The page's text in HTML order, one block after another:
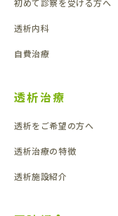
透析内科
自費治療
透析治療
透析をご希望の方へ
透析治療の特徴
透析施設紹介